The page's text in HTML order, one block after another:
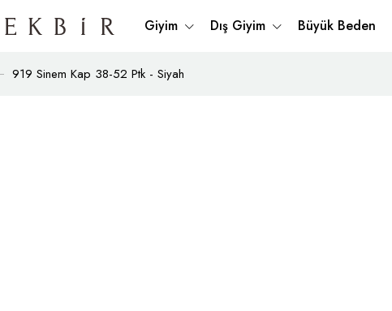
Giyim Dış Giyim Büyük Beden
919 Sinem Kap 38-52 Ptk - Siyah